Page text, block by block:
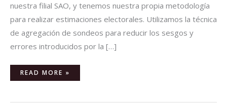
nuestra filial SAO, y tenemos nuestra propia metodología
para realizar estimaciones electorales. Utilizamos la técnica
de agregación de sondeos para reducir los sesgos y
errores introducidos por la […]
READ MORE »